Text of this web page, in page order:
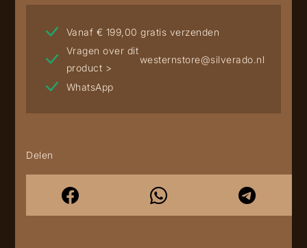
Vanaf € 199,00 gratis verzenden
Vragen over dit
product >
westernstore@silverado.nl
WhatsApp
Delen